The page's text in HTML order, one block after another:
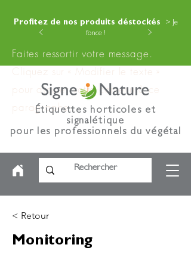
Profitez de nos produits déstockés
> Je
fonce !
Faites ressortir votre message.
Cliquez sur « Modifier le texte »
pour ajouter votre contenu à ce
paragraphe.
Étiquettes horticoles et
signalétique
pour les professionnels du végétal
< Retour
Monitoring